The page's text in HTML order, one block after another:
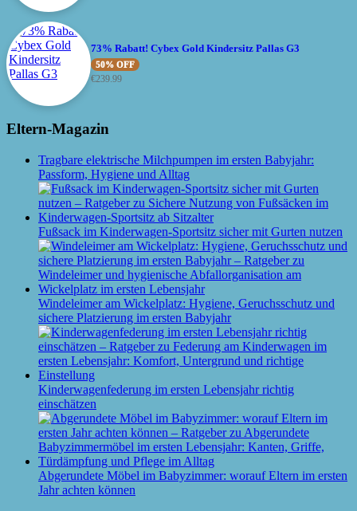
73% Rabatt! Cybex Gold Kindersitz Pallas G3
50% OFF
€239.99
Eltern-Magazin
Tragbare elektrische Milchpumpen im ersten Babyjahr:
Passform, Hygiene und Alltag
Fußsack im Kinderwagen-Sportsitz sicher mit Gurten nutzen
Windeleimer am Wickelplatz: Hygiene, Geruchsschutz und
sichere Platzierung im ersten Babyjahr
Kinderwagenfederung im ersten Lebensjahr richtig
einschätzen
Abgerundete Möbel im Babyzimmer: worauf Eltern im ersten
Jahr achten können